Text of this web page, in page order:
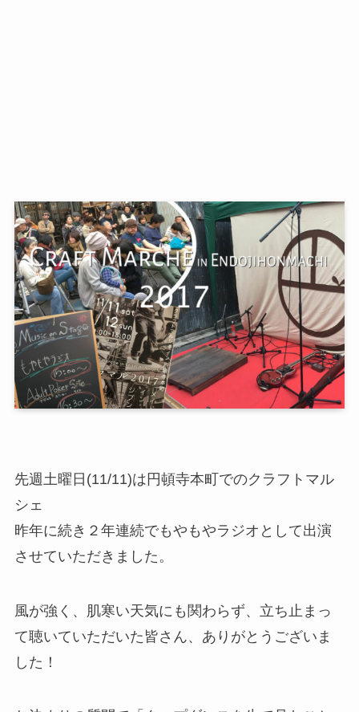
先週土曜日(11/11)は円頓寺本町でのクラフトマル
シェ
昨年に続き２年連続でもやもやラジオとして出演
させていただきました。
風が強く、肌寒い天気にも関わらず、立ち止まっ
て聴いていただいた皆さん、ありがとうございま
した！